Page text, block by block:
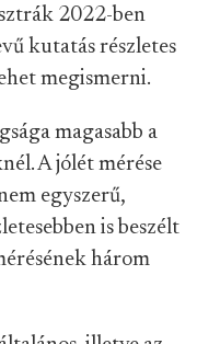
2022-ben
kutatás részletes
megismerni.
magasabb a
A jólét mérése
egyszerű,
is beszélt
három